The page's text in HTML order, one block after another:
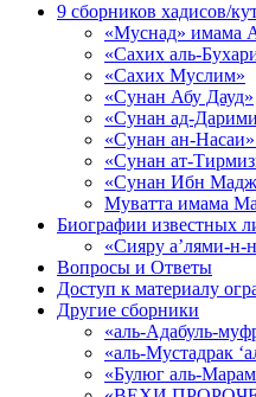
9 сборников хадисов/
«Муснад» имама
«Сахих аль-
«Сахих Муслим»
«Сунан Абу Дауд»
«Сунан ад-
«Сунан ан-
«Сунан ат-
«Сунан Ибн
Муватта имама
Биографии известных
«Сияру а’лями-н-
Вопросы и Ответы
Доступ к материалу
Другие сборники
«аль-Адабуль-
«аль-Мустадрак
«Булюг аль-